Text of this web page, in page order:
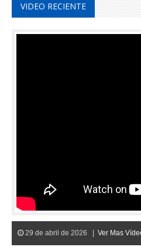
VIDEO RECIENTE
29 de abril de 2026 | Ver Mas